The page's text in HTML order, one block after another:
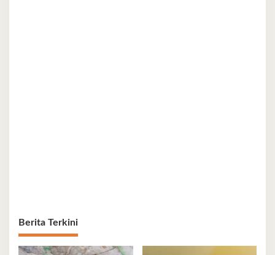
Berita Terkini